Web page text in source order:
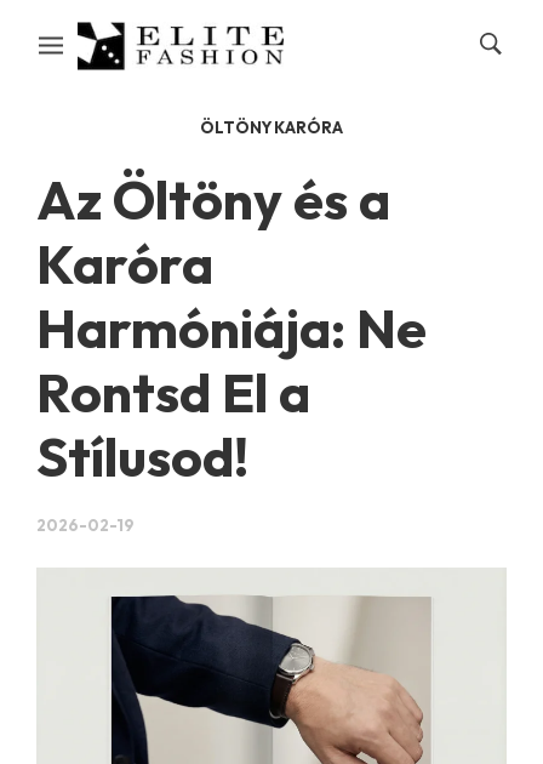
ÖLTÖNY KARÓRA
Az Öltöny és a
Karóra
Harmóniája: Ne
Rontsd El a
Stílusod!
2026-02-19